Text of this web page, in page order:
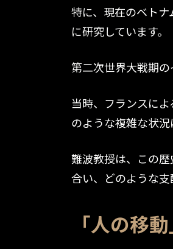
特に、現在のベト
に研究しています。
第二次世界大戦期の
当時、フランスに
のような複雑な状況
難波教授は、この
合い、どのような支
「人の移